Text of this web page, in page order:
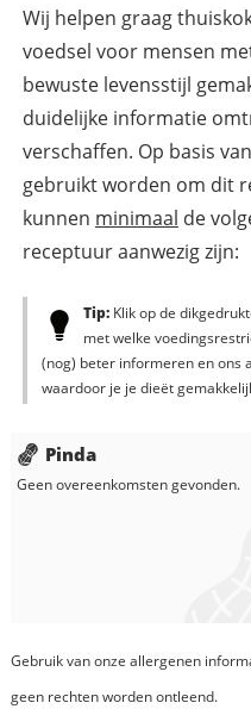
Wij helpen graag
voedsel voor mensen
bewuste levensstijl
duidelijke informatie
verschaffen. Op basis
gebruikt worden om dit
kunnen minimaal de
receptuur aanwezig zijn:
Tip:Klik op de
met welke
(nog) beter informeren en ons
waardoor je je dieët
Pinda
Geen overeenkomsten gevonden.
Gebruik van onze allergenen
geen rechten worden ontleend.